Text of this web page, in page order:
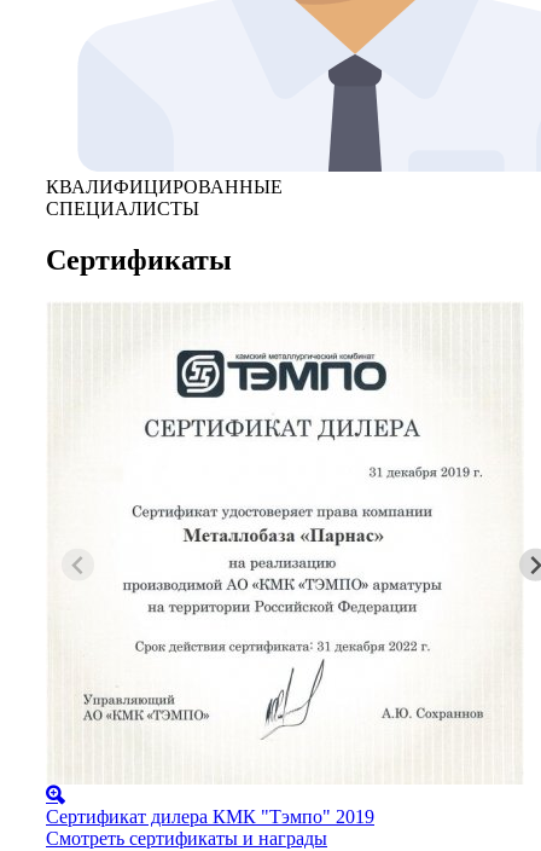
КВАЛИФИЦИРОВАННЫЕ
СПЕЦИАЛИСТЫ
Сертификаты
Сертификат дилера КМК "Тэмпо" 2019
Смотреть сертификаты и награды